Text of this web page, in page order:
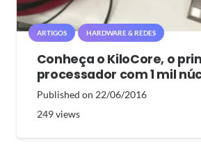
ARTIGOS HARDWARE & REDES
Conheça o KiloCore, o
processador com 1 mil
Published on 22/06/2016
249views